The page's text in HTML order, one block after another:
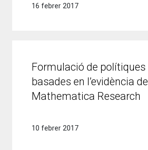
16 febrer 2017
Formulació de polítiques
basades en l’evidència de
Mathematica Research
10 febrer 2017